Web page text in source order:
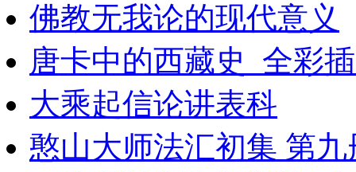
佛教无我论的现代意义
唐卡中的西藏史_全彩
大乘起信论讲表科
憨山大师法汇初集 第九